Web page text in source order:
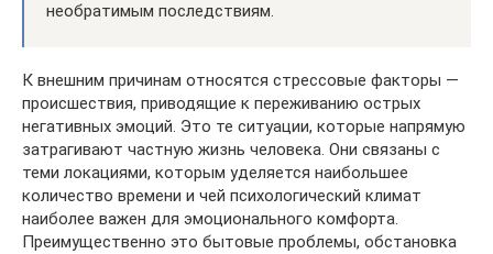
необратимым последствиям.
К внешним причинам относятся стрессовые факторы —
происшествия, приводящие к переживанию острых
негативных эмоций. Это те ситуации, которые напрямую
затрагивают частную жизнь человека. Они связаны с
теми локациями, которым уделяется наибольшее
количество времени и чей психологический климат
наиболее важен для эмоционального комфорта.
Преимущественно это бытовые проблемы, обстановка